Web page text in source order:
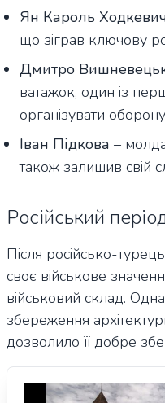
Ян Кароль
що зіграв ключову
Дмитро
ватажок, один із
організувати
Іван Підкова –
також залишив свій
Російський
Після російсько-
своє військове
військовий склад.
збереження
дозволило її добре